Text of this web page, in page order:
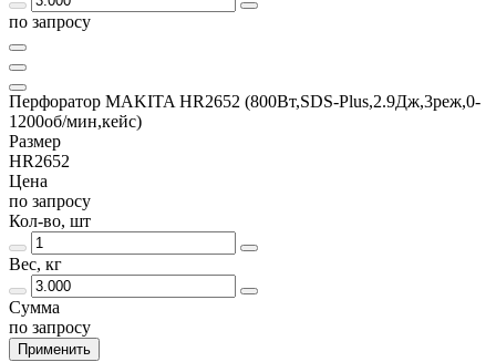
по запросу
Перфоратор MAKITA HR2652 (800Вт,SDS-Plus,2.9Дж,3реж,0-
1200об/мин,кейс)
Размер
HR2652
Цена
по запросу
Кол-во, шт
Вес, кг
Сумма
по запросу
Применить